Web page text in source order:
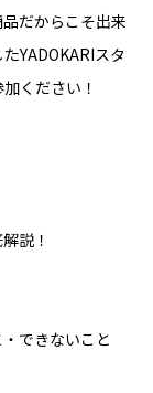
だからこそ出来
YADOKARIスタ
ください！
説！
できないこと